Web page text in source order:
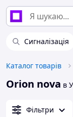
Сигналізація
Каталог товарів
Orion nova в
Фільтри